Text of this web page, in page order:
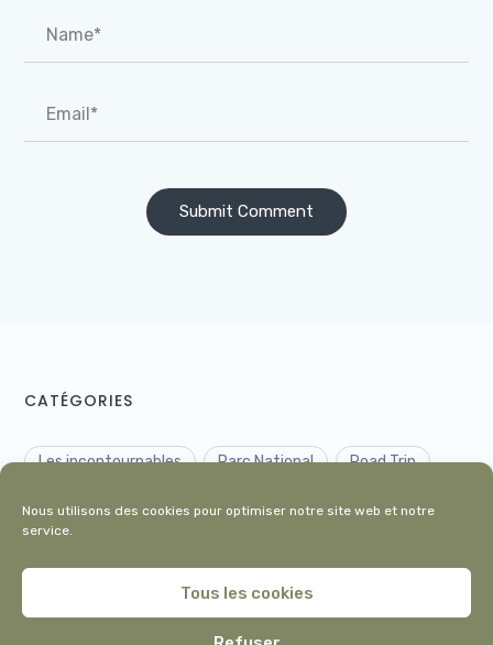
Nous utilisons des cookies pour optimiser notre site web et notre
service.
Tous les cookies
CATÉGORIES
Les incontournables Parc National Road Trip